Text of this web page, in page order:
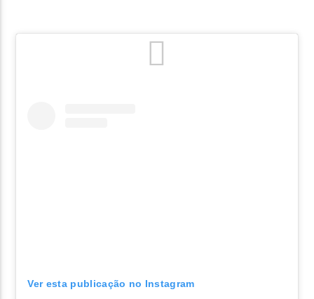
Ver esta publicação no Instagram